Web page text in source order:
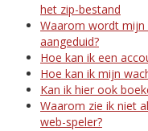
het zip-bestand
Waarom wordt mijn
aangeduid?
Hoe kan ik een
Hoe kan ik mijn
Kan ik hier ook
Waarom zie ik niet
web-speler?